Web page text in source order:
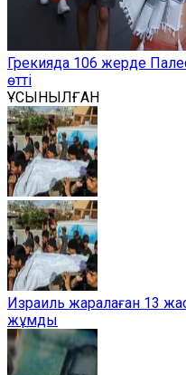
Грекияда 106 жерде
өтті
ҰСЫНЫЛҒАН
Израиль жаралаған 13
жұмды